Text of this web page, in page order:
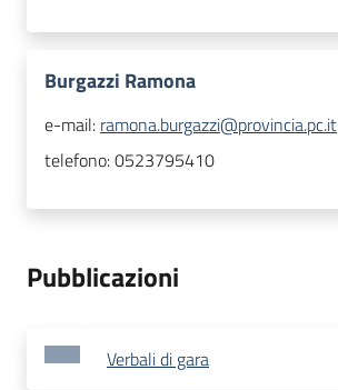
Burgazzi Ramona
e-mail: ramona.burgazzi@provincia.pc.it
telefono:0523795410
Pubblicazioni
Verbali di gara